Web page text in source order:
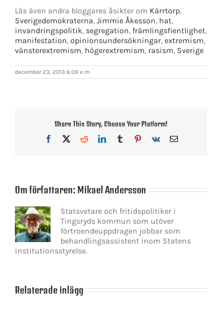
Läs även andra bloggares åsikter om Kärrtorp,
Sverigedemokraterna, Jimmie Åkesson, hat,
invandringspolitik, segregation, främlingsfientlighet,
manifestation, opinionsundersökningar, extremism,
vänsterextremism, högerextremism, rasism, Sverige
december 23, 2013 6:09 e m
Share This Story, Choose Your Platform!
Facebook
X RedditLinkedInTumblrPinterest
Vk
E-
Om författaren: Mikael Andersson
Statsvetare och fritidspolitiker i
Tingsryds kommun som utöver
förtroendeuppdragen jobbar som
behandlingsassistent inom Statens
institutionsstyrelse.
Relaterade inlägg